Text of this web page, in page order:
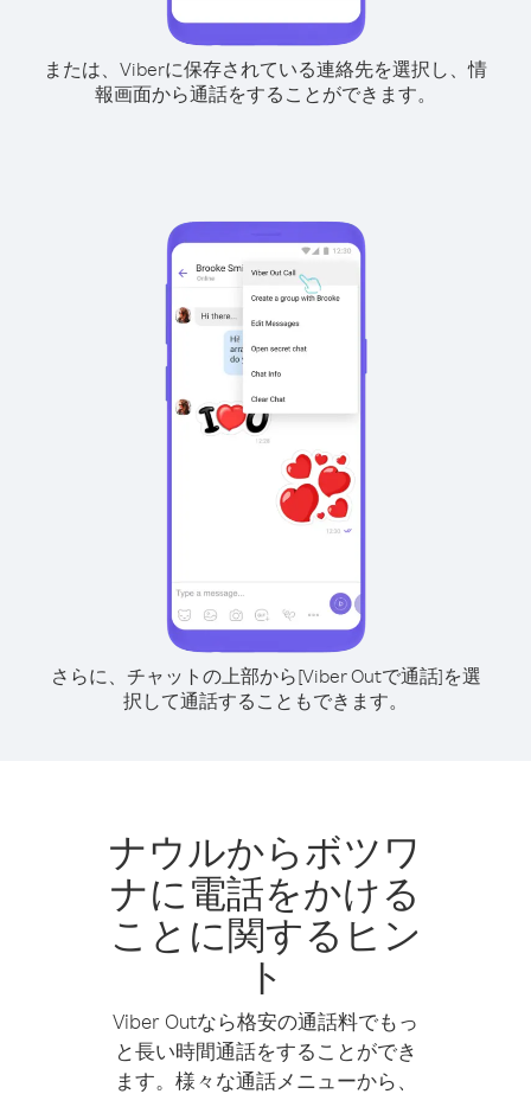
または、Viberに保存されている連絡先を選択し、情
報画面から通話をすることができます。
さらに、チャットの上部から[Viber Outで通話]を選
択して通話することもできます。
ナウルからボツワ
ナに電話をかける
ことに関するヒン
ト
Viber Outなら格安の通話料でもっ
と長い時間通話をすることができ
ます。様々な通話メニューから、